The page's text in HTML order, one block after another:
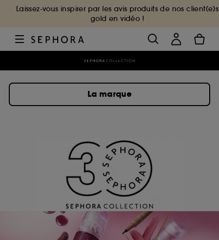
Laissez-vous inspirer par les avis produits de nos client(e)s
gold en vidéo !
La marque